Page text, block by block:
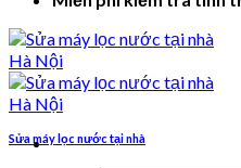
Sửa máy lọc nước tại nhà